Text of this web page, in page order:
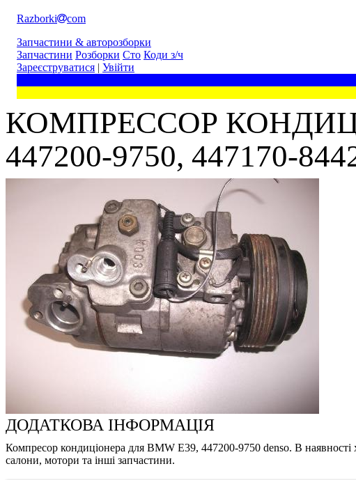
Razborki
com
Запчастини & авторозборки
Запчастини Розборки Сто Коди з/ч
Зареєструватися | Увійти
КОМПРЕССОР
447200-9750, 447170-
ДОДАТКОВА ІНФОРМАЦІЯ
Компресор кондиціонера для BMW E39, 447200-9750 denso. В наявності
салони, мотори та інші запчастини.